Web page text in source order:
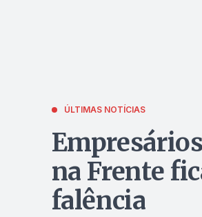
ÚLTIMAS NOTÍCIAS
na Frente
falência